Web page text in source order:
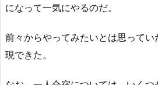
になって一気にやるのだ。
前々からやってみたいとは思って
現できた。